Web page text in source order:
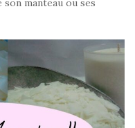
son manteau ou ses